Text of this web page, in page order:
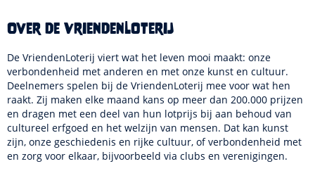
Over de VriendenLoterij
De VriendenLoterij viert wat het leven mooi maakt: onze
verbondenheid met anderen en met onze kunst en cultuur.
Deelnemers spelen bij de VriendenLoterij mee voor wat hen
raakt. Zij maken elke maand kans op meer dan 200.000 prijzen
en dragen met een deel van hun lotprijs bij aan behoud van
cultureel erfgoed en het welzijn van mensen. Dat kan kunst
zijn, onze geschiedenis en rijke cultuur, of verbondenheid met
en zorg voor elkaar, bijvoorbeeld via clubs en verenigingen.